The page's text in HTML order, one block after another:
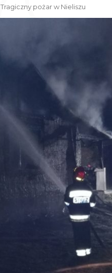
Tragiczny pożar w Nieliszu